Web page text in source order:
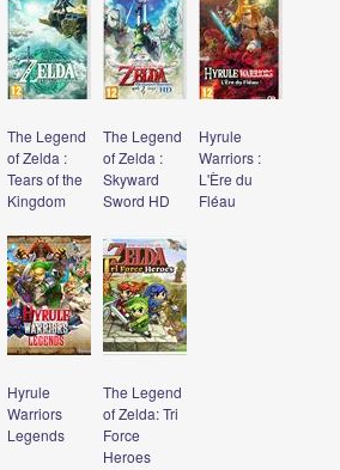
The Legend
of Zelda :
Tears of the
Kingdom
The Legend
of Zelda :
Skyward
Sword HD
Hyrule
Warriors :
L'Ère du
Fléau
Hyrule
Warriors
Legends
The Legend
of Zelda: Tri
Force
Heroes